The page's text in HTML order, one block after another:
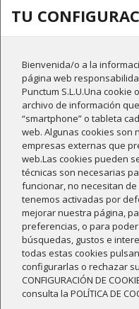
Compartir
Sobre el vino:
Dominio de Punctum es el
le podría ir mejor a este
de la bodega: los
una agricultura sostenible y
que destaca nuestra viña.
Producción:
Este vino es elaborado a
TU
Bienvenida/o a la
página web
Punctum S.L.U.Una
archivo de información
“smartphone” o tableta
web. Algunas cookies son
empresas externas que
web.Las cookies pueden
técnicas son necesarias
funcionar, no necesitan
tenemos activadas por
mejorar nuestra página,
preferencias, o para
búsquedas, gustos e
todas estas cookies
configurarlas o rechazar
CONFIGURACIÓN DE
consulta la POLÍTICA DE